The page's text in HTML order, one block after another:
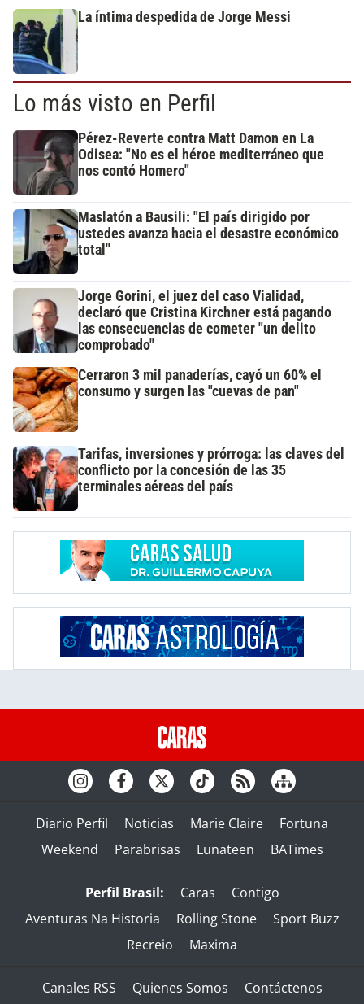
La íntima despedida de Jorge Messi
Lo más visto en Perfil
Pérez-Reverte contra Matt Damon en La
Odisea: "No es el héroe mediterráneo que
nos contó Homero"
Maslatón a Bausili: "El país dirigido por
ustedes avanza hacia el desastre económico
total"
Jorge Gorini, el juez del caso Vialidad,
declaró que Cristina Kirchner está pagando
las consecuencias de cometer "un delito
comprobado"
Cerraron 3 mil panaderías, cayó un 60% el
consumo y surgen las "cuevas de pan"
Tarifas, inversiones y prórroga: las claves del
conflicto por la concesión de las 35
terminales aéreas del país
Diario Perfil Noticias Marie Claire
Fortuna
Weekend
Parabrisas Lunateen BATimes
Perfil Brasil: Caras
Contigo
Aventuras Na Historia
Rolling Stone
Sport Buzz
Recreio
Maxima
Canales RSS Quienes Somos Contáctenos